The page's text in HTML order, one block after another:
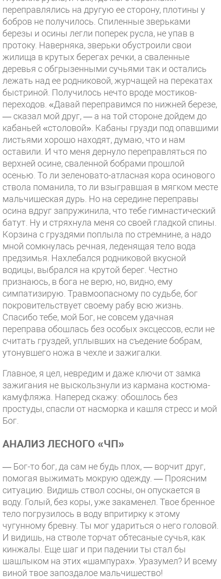
переправлялись на другую ее сторону, плотины у
бобров не получилось. Спиленные зверьками
березы и осины легли поперек русла, не упав в
протоку. Наверняка, зверьки обустроили свои
жилища в крутых берегах речки, а сваленные
деревья с обгрызенными сучьями так и остались
лежать над ее родниковой, журчащей на перекатах
быстриной. Получилось нечто вроде мостиков-
переходов. «Давай переправимся по нижней березе,
— сказал мой друг, — а на той стороне дойдем до
кабаньей «столовой». Кабаны грузди под опавшими
листьями хорошо находят, думаю, что и нам
оставили. И что меня дернуло переправляться по
верхней осине, сваленной бобрами прошлой
осенью. То ли зеленовато-атласная кора осинового
ствола поманила, то ли взыгравшая в мягком месте
мальчишеская дурь. Но на середине переправы
осина вдруг запружинила, что тебе гимнастический
батут. Ну и стряхнула меня со своей гладкой спины.
Корзина с груздями поплыла по стремнине, а надо
мной сомкнулась речная, леденящая тело вода
предзимья. Нахлебался родниковой вкусной
водицы, выбрался на крутой берег. Честно
признаюсь, в бога не верю, но, видно, ему
симпатизирую. Травмоопасному по судьбе, бог
покровительствует своему рабу всю жизнь.
Спасибо тебе, мой Бог, не совсем удачная
переправа обошлась без особых эксцессов, если не
считать груздей, уплывших на съедение бобрам,
утонувшего ножа в чехле и зажигалки.
Главное, я цел, невредим и даже ключи от замка
зажигания не выскользнули из кармана костюма-
камуфляжа. Наперед скажу: обошлось без
простуды, спасли от насморка и кашля стресс и мой
Бог.
АНАЛИЗ ЛЕСНОГО «ЧП»
— Бог-то бог, да сам не будь плох, — ворчит друг,
помогая выжимать мокрую одежду. — Проясним
ситуацию. Видишь ствол сосны, он опускается в
воду. Голый, без коры, уже закаменел. Твое бренное
тело погрузилось в воду впритирку к этому
чугунному бревну. Ты мог удариться о него головой.
И видишь, на стволе торчат обтесаные сучья, как
кинжалы. Еще шаг и при падении ты стал бы
шашлыком на этих «шампурах». Уразумел? И всему
виной твое запоздалое мальчишество!